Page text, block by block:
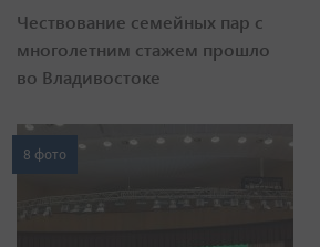
Чествование семейных пар с
многолетним стажем прошло
во Владивостоке
8 фото